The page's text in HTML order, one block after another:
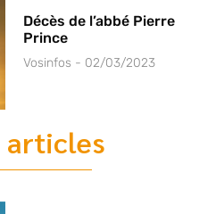
Décès de l’abbé Pierre
Prince
Vosinfos 02/03/2023
articles